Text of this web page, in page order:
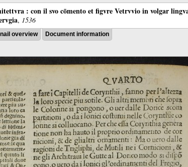
: con il svo cōmento et figvre Vetrvvio in volgar
, 1536
overview Document information